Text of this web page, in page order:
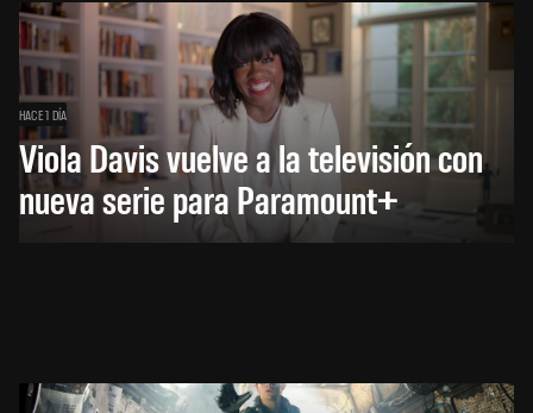
HACE 1 DÍA
Viola Davis vuelve a la televisión con
nueva serie para Paramount+